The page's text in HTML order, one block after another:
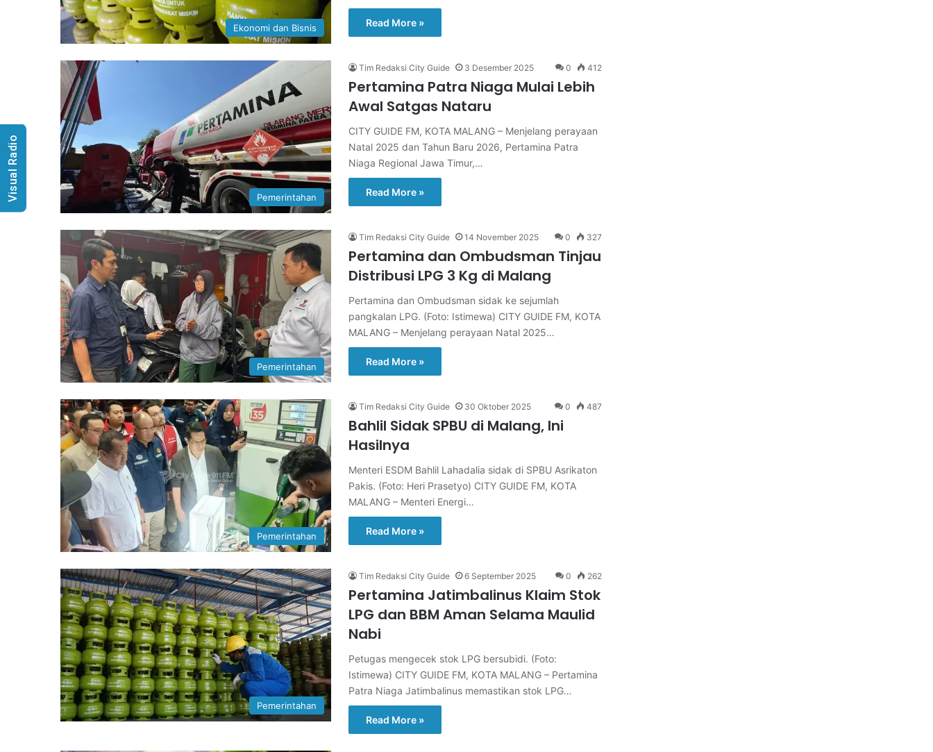
Ekonomi dan Bisnis Read More »
Pemerintahan
Tim Redaksi City Guide 3 Desember 2025 0 412
Pertamina Patra Niaga Mulai Lebih
Awal Satgas Nataru
CITY GUIDE FM, KOTA MALANG – Menjelang perayaan
Natal 2025 dan Tahun Baru 2026, Pertamina Patra
Niaga Regional Jawa Timur,…
Read More »
Pemerintahan
Tim Redaksi City Guide 14 November 2025 0 327
Pertamina dan Ombudsman Tinjau
Distribusi LPG 3 Kg di Malang
Pertamina dan Ombudsman sidak ke sejumlah
pangkalan LPG. (Foto: Istimewa) CITY GUIDE FM, KOTA
MALANG – Menjelang perayaan Natal 2025…
Read More »
Pemerintahan
Tim Redaksi City Guide 30 Oktober 2025 0 487
Bahlil Sidak SPBU di Malang, Ini
Hasilnya
Menteri ESDM Bahlil Lahadalia sidak di SPBU Asrikaton
Pakis. (Foto: Heri Prasetyo) CITY GUIDE FM, KOTA
MALANG – Menteri Energi…
Read More »
Pemerintahan
Tim Redaksi City Guide 6 September 2025 0 262
Pertamina Jatimbalinus Klaim Stok
LPG dan BBM Aman Selama Maulid
Nabi
Petugas mengecek stok LPG bersubidi. (Foto:
Istimewa) CITY GUIDE FM, KOTA MALANG – Pertamina
Patra Niaga Jatimbalinus memastikan stok LPG…
Read More »
Visual Radio